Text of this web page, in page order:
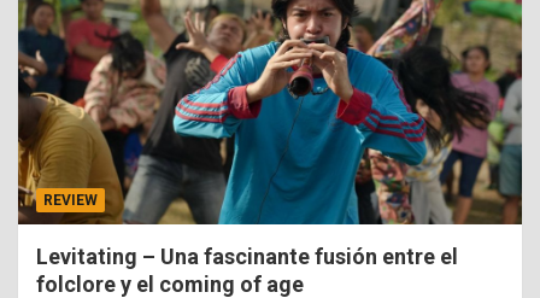
REVIEW
Levitating – Una fascinante fusión entre el
folclore y el coming of age